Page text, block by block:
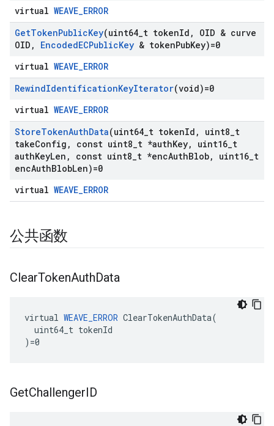
virtual WEAVE_ERROR
GetTokenPublicKey(uint64 t tokenId ,
OID & curve
OID , EncodedECPublicKey & tokenPubKey)=0
virtual WEAVE_ERROR
RewindIdentificationKeyIterator(void)=0
virtual WEAVE_ERROR
StoreTokenAuthData(uint64 t tokenId , uint8 t
takeConfig , const uint8 t *authKey, uint16 t
authKeyLen , const uint8 t *encAuthBlob, uint16 t
encAuthBlobLen)=0
virtual WEAVE_ERROR
公共函数
ClearTokenAuthData
virtual WEAVE_ERROR ClearTokenAuthData(
  uint64_t tokenId
)=0
GetChallengerID